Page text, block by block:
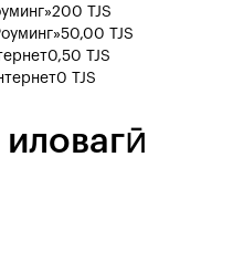
200 TJS
50,00 TJS
0,50 TJS
0 TJS